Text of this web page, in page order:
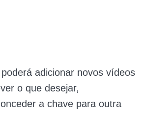
adicionar novos vídeos
o que desejar,
a chave para outra